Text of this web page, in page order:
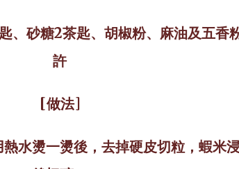
、砂糖2茶匙、胡椒粉、麻油及五香
許
[做法]
水燙一燙後，去掉硬皮切粒，蝦米